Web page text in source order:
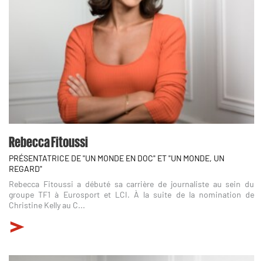
Rebecca Fitoussi
PRÉSENTATRICE DE "UN MONDE EN DOC" ET "UN MONDE, UN
REGARD"
Rebecca Fitoussi a débuté sa carrière de journaliste au sein du
groupe TF1 à Eurosport et LCI. À la suite de la nomination de
Christine Kelly au C...